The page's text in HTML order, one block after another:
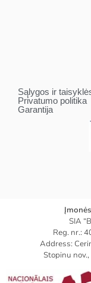
Sąlygos ir
Privatumo politika
Garantija
SIA
Reg. nr.:
Address:
Stopinu